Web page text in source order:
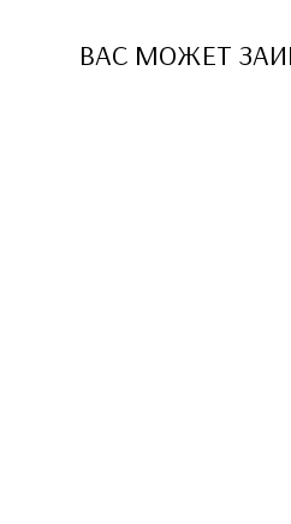
ВАС МОЖЕТ